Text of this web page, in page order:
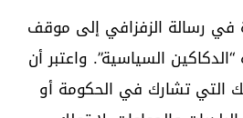
في رسالة الزفزافي إلى موقف
السياسية”. واعتبر أن
التي تشارك في الحكومة أو